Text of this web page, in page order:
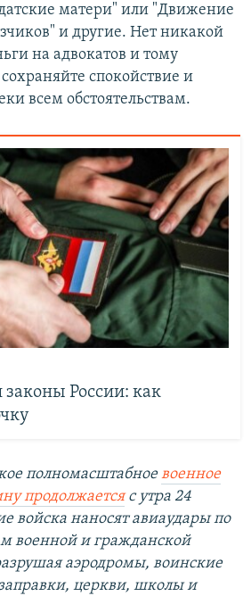
матери" или "Движение
и другие. Нет никакой
на адвокатов и тому
спокойствие и
всем обстоятельствам.
России: как
полномасштабноевоенное
продолжаетсяс утра 24
войска наносят авиаудары по
военной и гражданской
аэродромы, воинские
церкви, школы и